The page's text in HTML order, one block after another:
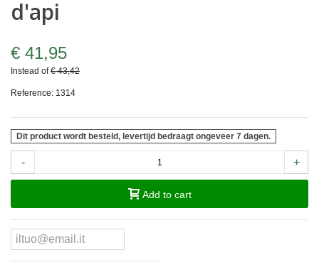
d'api
€ 41,95
Instead of€ 43,42
Reference: 1314
Dit product wordt besteld, levertijd bedraagt ongeveer 7 dagen.
- +
Add to cart